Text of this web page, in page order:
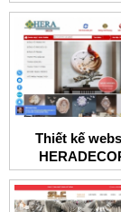
Thiết kế